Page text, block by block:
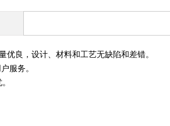
良，设计、材料和工艺无缺陷和差错。
服务。